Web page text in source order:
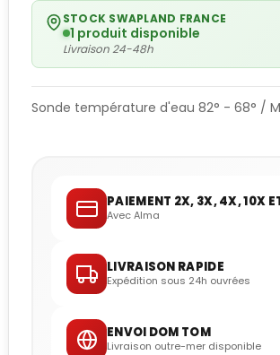
STOCK SWAPLAND FRANCE
1 produit disponible
Livraison 24-48h
Sonde température d'eau 82° - 68° /
PAIEMENT 2X, 3X, 4X, 10X
Avec Alma
LIVRAISON RAPIDE
Expédition sous 24h ouvrées
ENVOI DOM TOM
Livraison outre-mer disponible